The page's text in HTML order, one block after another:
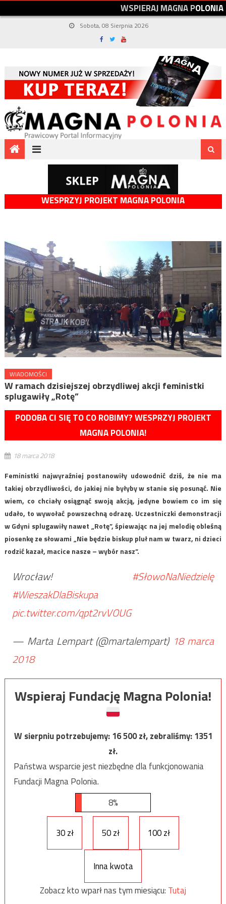
WSPIERAJMAGNAPOLONIA
Sobota, 08 Sierpnia 2026
WESPRZYJ PROJEKT MAGNA POLONIA
WIADOMOŚCI
W ramach dzisiejszej obrzydliwej akcji feministki
splugawiły „Rotę”
PODOBA CI SIĘ TO CO ROBIMY? WESPRZYJ PROJEKT
MAGNA POLONIA!
18 marca 2018
Feministki najwyraźniej postanowiły udowodnić dziś, że nie ma
takiej obrzydliwości, do jakiej nie byłyby w stanie się posunąć. Nie
wiem, co chciały osiągnąć swoją akcją, jedyne bowiem co im się
udało, to wywołać powszechną odrazę. Uczestniczki demonstracji
w Gdyni splugawiły nawet „Rotę”, śpiewając na jej melodię obleśną
piosenkę ze słowami „Nie będzie biskup pluł nam w twarz, ni dzieci
rodzić kazał, macice nasze – wybór nasz”.
Wrocław! #SłowoNaNiedzielę
#WieszakDlaBiskupa
pic.twitter.com/qpt2rvVOUG
— Marta Lempart (@martalempart) 18 marca
2018
Wspieraj Fundację Magna Polonia!
W sierpniu potrzebujemy:16 500zł, zebraliśmy:1351
zł.
Państwa wsparcie jest niezbędne dla funkcjonowania
Fundacji Magna Polonia.
8%
30 zł 50 zł 100 zł
Inna kwota
Zobacz kto wparł nas tym miesiącu: Tutaj